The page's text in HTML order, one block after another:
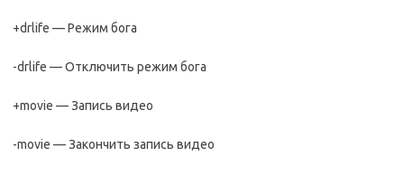
+drlife — Режим бога
-drlife — Отключить режим бога
+movie — Запись видео
-movie — Закончить запись видео